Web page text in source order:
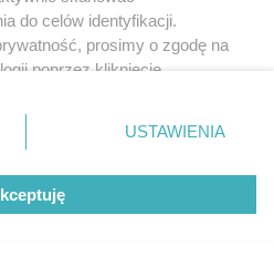
serwisy
do celów identyfikacji.
prosimy o zgodę na
poprzez kliknięcie
ustawień prywatności
rogu strony
nie wymagają zgody
sprzeciwić się takiemu
będą miały zastosowanie tylko
USTAWIENIA